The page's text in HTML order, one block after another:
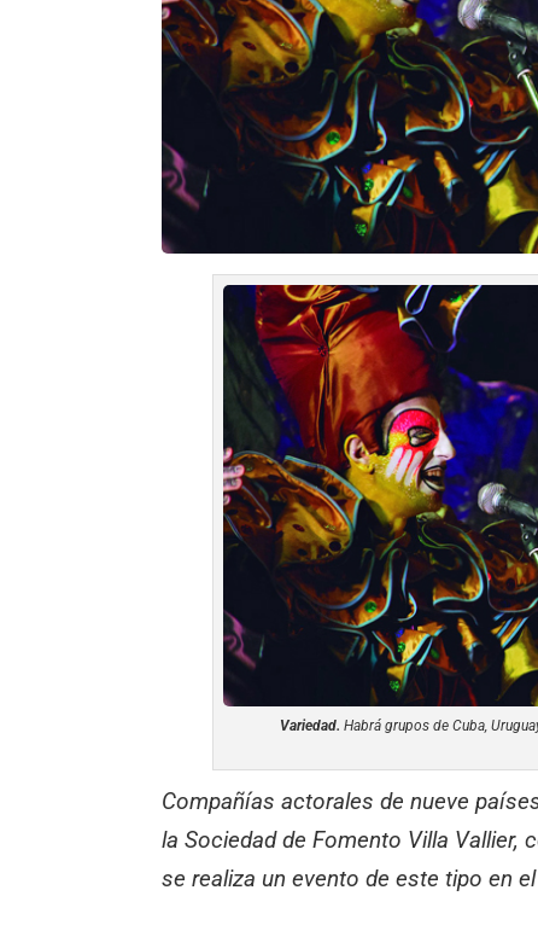
Variedad. Habrá grupos de Cuba,
Compañías actorales de nueve
la Sociedad de Fomento Villa Vallier,
se realiza un evento de este tipo en